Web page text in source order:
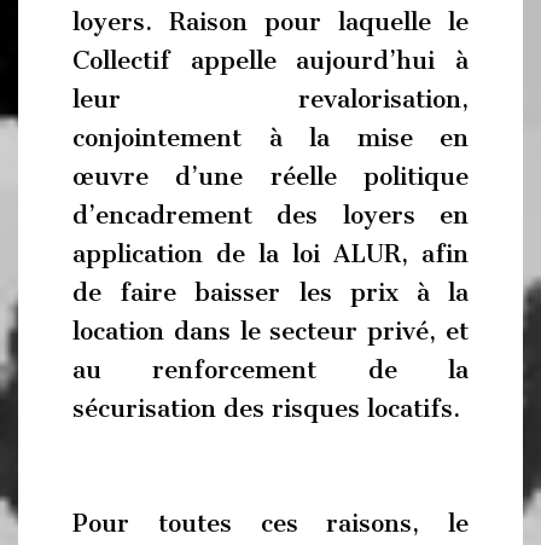
loyers. Raison pour laquelle le
Collectif appelle aujourd’hui à
leur revalorisation,
conjointement à la mise en
œuvre d’une réelle politique
d’encadrement des loyers en
application de la loi ALUR, afin
de faire baisser les prix à la
location dans le secteur privé, et
au renforcement de la
sécurisation des risques locatifs.
Pour toutes ces raisons, le